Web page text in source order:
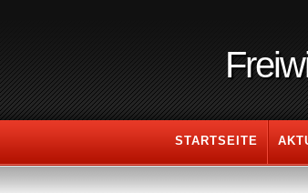
STARTSEITE